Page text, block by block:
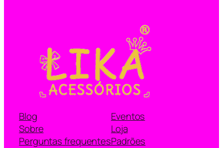
Blog
Sobre
Perguntas frequentes
Eventos
Loja
Padrões